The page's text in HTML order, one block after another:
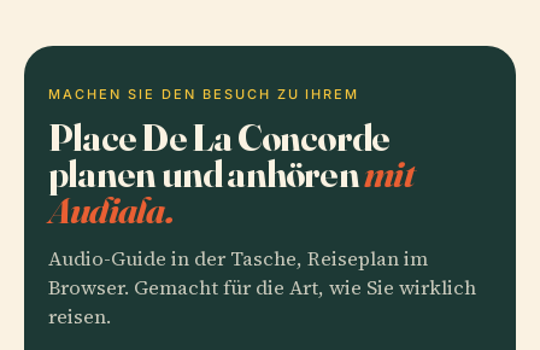
MACHEN SIE DEN BESUCH ZU IHREM
Place De La Concorde
planen und anhörenmit
Audiala.
Audio-Guide in der Tasche, Reiseplan im
Browser. Gemacht für die Art, wie Sie wirklich
reisen.